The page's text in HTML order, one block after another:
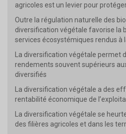
agricoles est un levier pour
Outre la régulation naturelle des
diversification végétale favorise la
services écosystémiques rendus à
La diversification végétale permet
rendements souvent supérieurs
diversifiés
La diversification végétale a des
rentabilité économique de
La diversification végétale se
des filières agricoles et dans les